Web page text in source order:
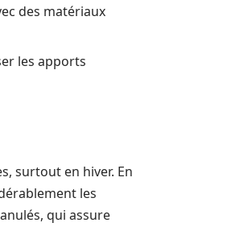
des matériaux
les apports
surtout en hiver. En
les
qui assure